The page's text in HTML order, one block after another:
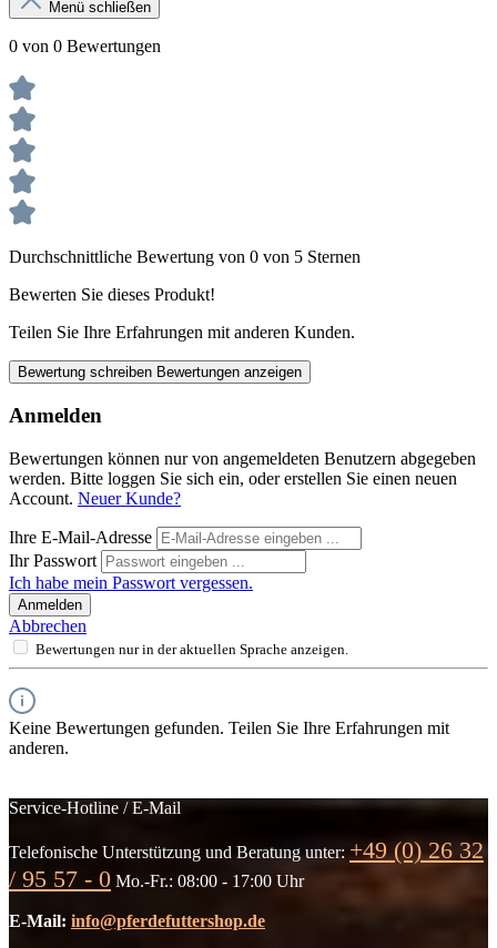
Menü schließen
0 von 0 Bewertungen
Durchschnittliche Bewertung von 0 von 5 Sternen
Bewerten Sie dieses Produkt!
Teilen Sie Ihre Erfahrungen mit anderen Kunden.
Bewertung schreiben Bewertungen anzeigen
Anmelden
Bewertungen können nur von angemeldeten Benutzern abgegeben
werden. Bitte loggen Sie sich ein, oder erstellen Sie einen neuen
Account. Neuer Kunde?
Ihre E-Mail-Adresse
Ihr Passwort
Ich habe mein Passwort vergessen.
Anmelden
Abbrechen
Bewertungen nur in der aktuellen Sprache anzeigen.
Keine Bewertungen gefunden. Teilen Sie Ihre Erfahrungen mit
anderen.
Service-Hotline / E-Mail
Telefonische Unterstützung und Beratung unter: +49 (0) 26 32
/ 95 57 - 0 Mo.-Fr.: 08:00 - 17:00 Uhr
E-Mail: info@pferdefuttershop.de